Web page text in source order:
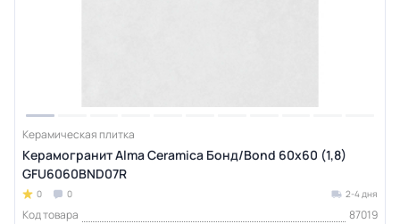
Керамическая плитка
Керамогранит Alma Ceramica Бонд/Bond 60х60 (1,8)
GFU6060BND07R
0 0 2-4 дня
Код товара
87019